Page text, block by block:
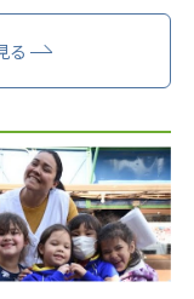
る